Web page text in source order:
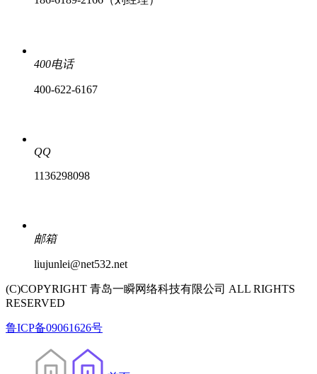
400电话
400-622-6167
QQ
1136298098
邮箱
liujunlei@net532.net
(C)COPYRIGHT 青岛一瞬网络科技有限公司 ALL RIGHTS
RESERVED
鲁ICP备09061626号